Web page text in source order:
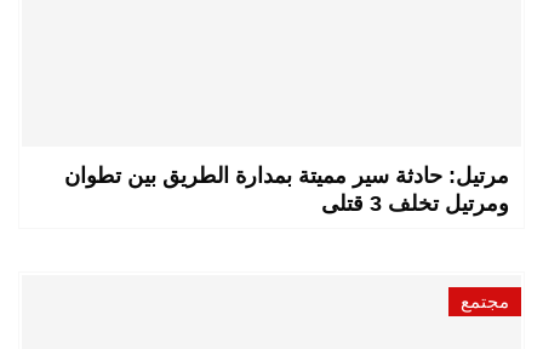
مرتيل: حادثة سير مميتة بمدارة الطريق بين تطوان
ومرتيل تخلف 3 قتلى
مجتمع